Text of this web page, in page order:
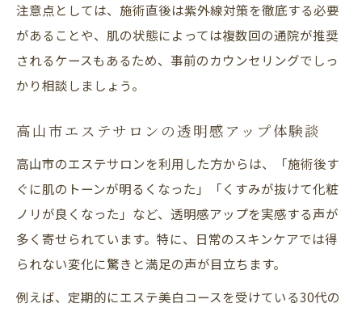
エステ美白でくすみやシミに徹底アプロー
チ
くすみ解消を目指す美白エステの選び方
美白効果を高めるエステの施術内容とは
最新エステで美肌を目指す選び方のポイント
エステ美白で期待できる美肌効果と選び方
高山市エステサロン比較で失敗しないコツ
自分に合うエステ美白施術の見極め方
エステ選びで重視すべきポイントを解説
注意点としては、施術直後は紫外線対策を徹底する必要
があることや、肌の状態によっては複数回の通院が推奨
されるケースもあるため、事前のカウンセリングでしっ
かり相談しましょう。
高山市エステサロンの透明感アップ体験談
高山市のエステサロンを利用した方からは、「施術後す
ぐに肌のトーンが明るくなった」「くすみが抜けて化粧
ノリが良くなった」など、透明感アップを実感する声が
多く寄せられています。特に、日常のスキンケアでは得
られない変化に驚きと満足の声が目立ちます。
例えば、定期的にエステ美白コースを受けている30代の